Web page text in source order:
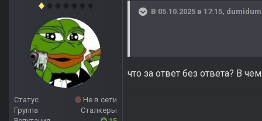
Статус
Не в сети
Группа
Сталкеры
В 05.10.2025 в 17:15, dumidum
что за ответ без ответа? В